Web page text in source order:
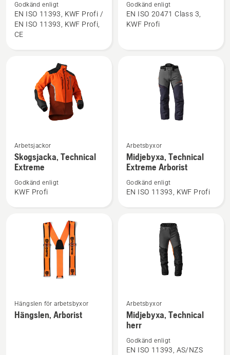
om
Midjebyxa,
Technical
Godkänd enligt
EN ISO 11393, KWF Profi /
EN ISO 11393, KWF Profi,
CE
om
Skogsjacka,
Godkänd enligt
EN ISO 20471 Class 3,
KWF Profi
mer
information
Skogsjacka,
Arbetsjackor
Skogsjacka, Technical
Extreme
Godkänd enligt
KWF Profi
mer
information
Midjebyxa,
Arbetsbyxor
Midjebyxa, Technical
Extreme Arborist
Godkänd enligt
EN ISO 11393, KWF Profi
Se
mer
Hängslen för arbetsbyxor
Hängslen, Arborist
Se
mer
information
om
Midjebyxa,
Arbetsbyxor
Midjebyxa, Technical
herr
Godkänd enligt
EN ISO 11393, AS/NZS